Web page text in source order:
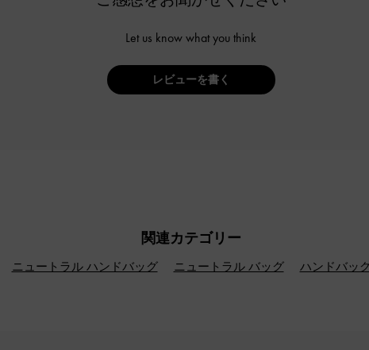
Let us know what you think
レビューを書く
関連カテゴリー
ニュートラル ハンドバッグ ニュートラル バッグ ハンドバッ